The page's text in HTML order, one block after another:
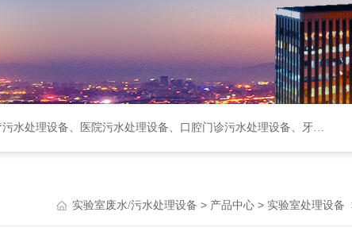
院污水处理设备、口腔门诊污水处理设备、牙科诊所污水处理设备、次氯酸发生器
实验室废水/污水处理设备 > 产品中心 > 实验室处理设备